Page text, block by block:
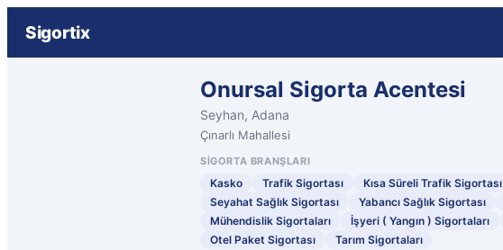
Sigortix
Onursal Sigorta Acentesi
Seyhan, Adana
Çınarlı Mahallesi
SIGORTA BRANŞLARI
Kasko Trafik Sigortası Kısa Süreli Trafik Sigortası
Seyahat Sağlık Sigortası
Yabancı Sağlık Sigortası
Mühendislik Sigortaları
İşyeri ( Yangın ) Sigortaları
Otel Paket Sigortası
Tarım Sigortaları